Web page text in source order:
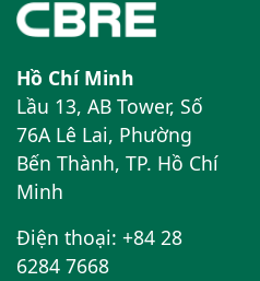
Hồ Chí Minh
Lầu 13, AB Tower, Số
76A Lê Lai, Phường
Bến Thành, TP. Hồ Chí
Minh
Điện thoại: +84 28
6284 7668